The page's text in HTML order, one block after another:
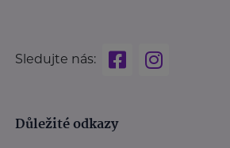
Sledujte nás:
Důležité odkazy